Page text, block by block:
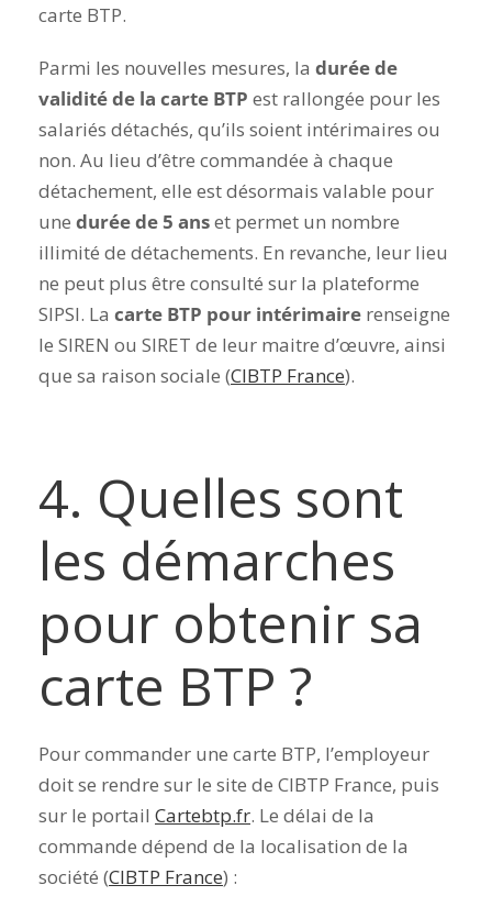
carte BTP.
Parmi les nouvelles mesures, la durée de
validité de la carte BTP est rallongée pour les
salariés détachés, qu’ils soient intérimaires ou
non. Au lieu d’être commandée à chaque
détachement, elle est désormais valable pour
une durée de 5 anset permet un nombre
illimité de détachements. En revanche, leur lieu
ne peut plus être consulté sur la plateforme
SIPSI. La carte BTP pour intérimaire renseigne
le SIREN ou SIRET de leur maitre d’œuvre, ainsi
que sa raison sociale (CIBTP France).
4. Quelles sont
les démarches
pour obtenir sa
carte BTP ?
Pour commander une carte BTP, l’employeur
doit se rendre sur le site de CIBTP France, puis
sur le portail Cartebtp.fr. Le délai de la
commande dépend de la localisation de la
société (CIBTP France) :